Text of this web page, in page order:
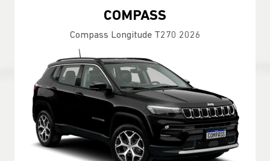
COMPASS
Compass Longitude T270 2026